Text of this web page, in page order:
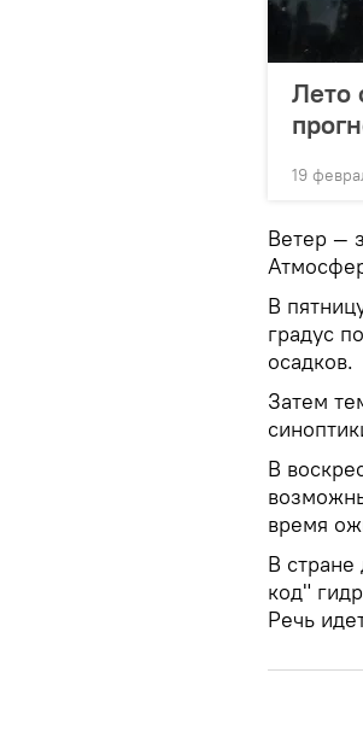
Лето
19
Ветер —
В
градус
осадков.
Затем
В
время
В
код"
Речь